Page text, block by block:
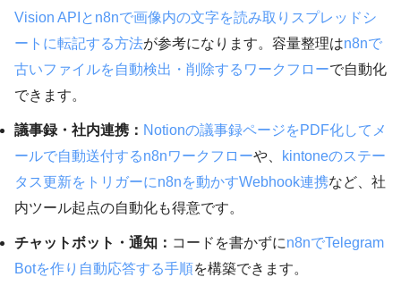
Vision APIとn8nで画像内の文字を読み取りスプレッドシ
ートに転記する方法が参考になります。容量整理はn8nで
古いファイルを自動検出・削除するワークフローで自動化
できます。
議事録・社内連携： Notionの議事録ページをPDF化してメ
ールで自動送付するn8nワークフローや、
kintoneのステー
タス更新をトリガーにn8nを動かすWebhook連携など、社
内ツール起点の自動化も得意です。
チャットボット・通知： コードを書かずにn8nでTelegram
Botを作り自動応答する手順を構築できます。